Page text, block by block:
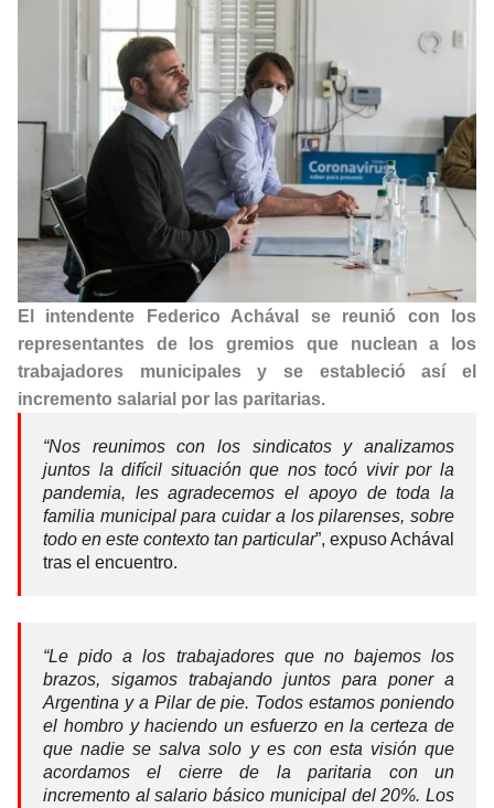
El intendente Federico Achával se reunió con los
representantes de los gremios que nuclean a los
trabajadores municipales y se estableció así el
incremento salarial por las paritarias.
“Nos reunimos con los sindicatos y analizamos
juntos la difícil situación que nos tocó vivir por la
pandemia, les agradecemos el apoyo de toda la
familia municipal para cuidar a los pilarenses, sobre
todo en este contexto tan particular”, expuso Achával
tras el encuentro.
“Le pido a los trabajadores que no bajemos los
brazos, sigamos trabajando juntos para poner a
Argentina y a Pilar de pie. Todos estamos poniendo
el hombro y haciendo un esfuerzo en la certeza de
que nadie se salva solo y es con esta visión que
acordamos el cierre de la paritaria con un
incremento al salario básico municipal del 20%. Los